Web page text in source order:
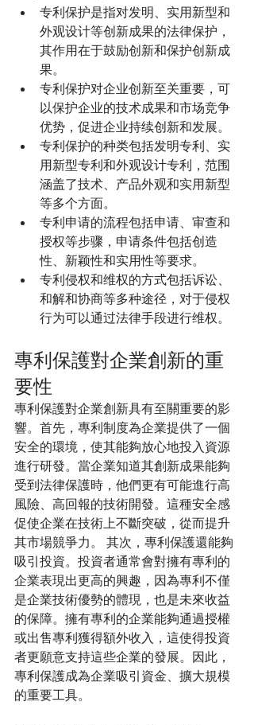
专利保护是指对发明、实用新型和
外观设计等创新成果的法律保护，
其作用在于鼓励创新和保护创新成
果。
专利保护对企业创新至关重要，可
以保护企业的技术成果和市场竞争
优势，促进企业持续创新和发展。
专利保护的种类包括发明专利、实
用新型专利和外观设计专利，范围
涵盖了技术、产品外观和实用新型
等多个方面。
专利申请的流程包括申请、审查和
授权等步骤，申请条件包括创造
性、新颖性和实用性等要求。
专利侵权和维权的方式包括诉讼、
和解和协商等多种途径，对于侵权
行为可以通过法律手段进行维权。
專利保護對企業創新的重
要性
專利保護對企業創新具有至關重要的影
響。首先，專利制度為企業提供了一個
安全的環境，使其能夠放心地投入資源
進行研發。當企業知道其創新成果能夠
受到法律保護時，他們更有可能進行高
風險、高回報的技術開發。這種安全感
促使企業在技術上不斷突破，從而提升
其市場競爭力。 其次，專利保護還能夠
吸引投資。投資者通常會對擁有專利的
企業表現出更高的興趣，因為專利不僅
是企業技術優勢的體現，也是未來收益
的保障。擁有專利的企業能夠通過授權
或出售專利獲得額外收入，這使得投資
者更願意支持這些企業的發展。因此，
專利保護成為企業吸引資金、擴大規模
的重要工具。